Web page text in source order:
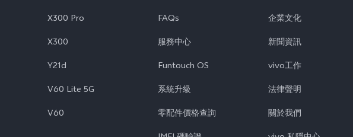
X300 Pro
X300
Y21d
V60 Lite 5G
V60
FAQs
服務中心
Funtouch OS
系統升級
零配件價格查詢
企業文化
新聞資訊
vivo工作
法律聲明
關於我們